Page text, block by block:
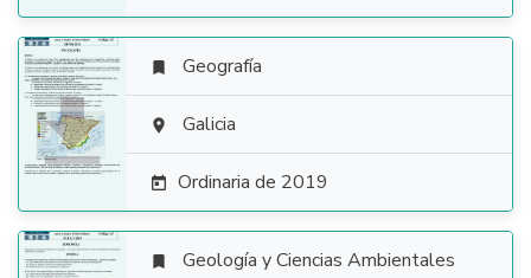

 Geografía
 Galicia
 Ordinaria de 2019
 Geología y Ciencias Ambientales